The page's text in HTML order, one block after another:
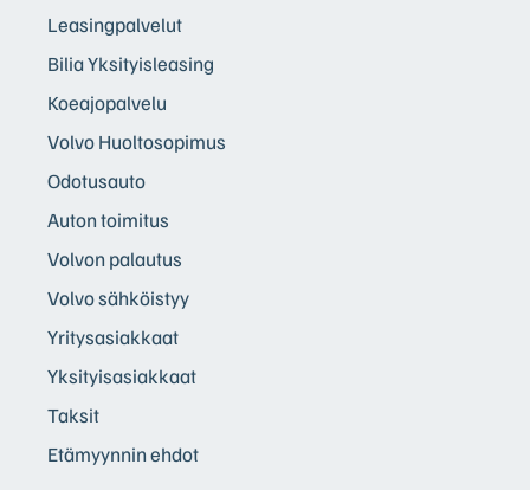
Leasingpalvelut
Bilia Yksityisleasing
Koeajopalvelu
Volvo Huoltosopimus
Odotusauto
Auton toimitus
Volvon palautus
Volvo sähköistyy
Yritysasiakkaat
Yksityisasiakkaat
Taksit
Etämyynnin ehdot